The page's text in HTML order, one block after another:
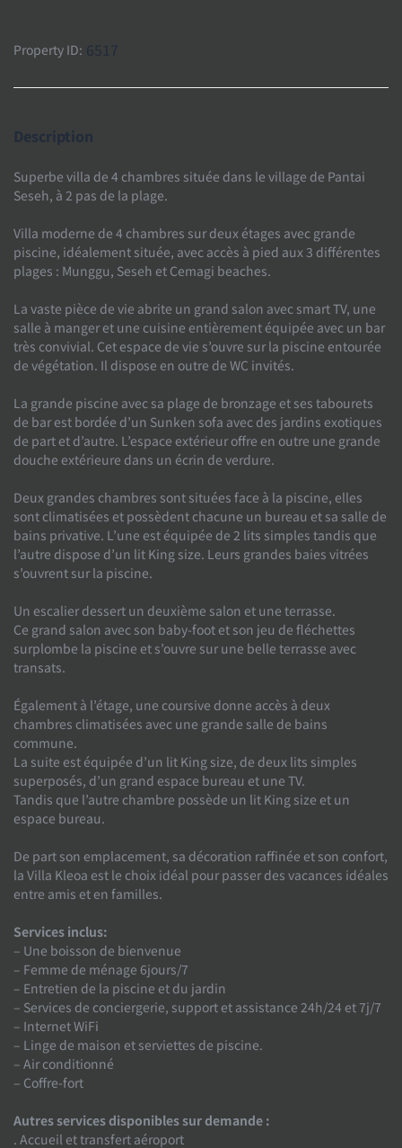
Property ID: 6517
Description
Superbe villa de 4 chambres située dans le village de Pantai
Seseh, à 2 pas de la plage.
Villa moderne de 4 chambres sur deux étages avec grande
piscine, idéalement située, avec accès à pied aux 3 différentes
plages : Munggu, Seseh et Cemagi beaches.
La vaste pièce de vie abrite un grand salon avec smart TV, une
salle à manger et une cuisine entièrement équipée avec un bar
très convivial. Cet espace de vie s’ouvre sur la piscine entourée
de végétation. Il dispose en outre de WC invités.
La grande piscine avec sa plage de bronzage et ses tabourets
de bar est bordée d’un Sunken sofa avec des jardins exotiques
de part et d’autre. L’espace extérieur offre en outre une grande
douche extérieure dans un écrin de verdure.
Deux grandes chambres sont situées face à la piscine, elles
sont climatisées et possèdent chacune un bureau et sa salle de
bains privative. L’une est équipée de 2 lits simples tandis que
l’autre dispose d’un lit King size. Leurs grandes baies vitrées
s’ouvrent sur la piscine.
Un escalier dessert un deuxième salon et une terrasse.
Ce grand salon avec son baby-foot et son jeu de fléchettes
surplombe la piscine et s’ouvre sur une belle terrasse avec
transats.
Également à l’étage, une coursive donne accès à deux
chambres climatisées avec une grande salle de bains
commune.
La suite est équipée d’un lit King size, de deux lits simples
superposés, d’un grand espace bureau et une TV.
Tandis que l’autre chambre possède un lit King size et un
espace bureau.
De part son emplacement, sa décoration raffinée et son confort,
la Villa Kleoa est le choix idéal pour passer des vacances idéales
entre amis et en familles.
Services inclus:
– Une boisson de bienvenue
– Femme de ménage 6jours/7
– Entretien de la piscine et du jardin
– Services de conciergerie, support et assistance 24h/24 et 7j/7
– Internet WiFi
– Linge de maison et serviettes de piscine.
– Air conditionné
– Coffre-fort
Autres services disponibles sur demande :
. Accueil et transfert aéroport